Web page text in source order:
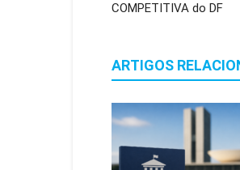
COMPETITIVA do DF
ARTIGOS